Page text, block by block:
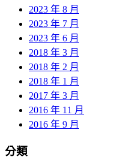
2023 年 8 月
2023 年 7 月
2023 年 6 月
2018 年 3 月
2018 年 2 月
2018 年 1 月
2017 年 3 月
2016 年 11 月
2016 年 9 月
分類